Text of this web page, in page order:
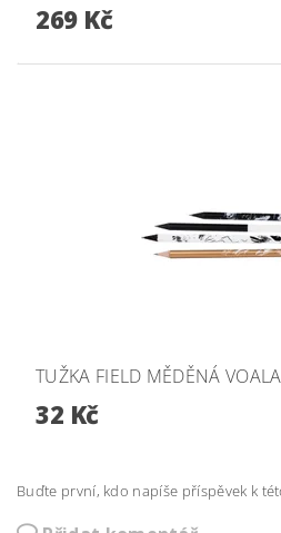
269 Kč
TUŽKA FIELD MĚDĚNÁ VOALA
32 Kč
Buďte první, kdo napíše příspěvek k